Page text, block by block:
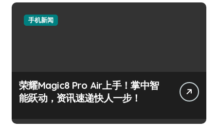
手机新闻
荣耀Magic8 Pro Air上手！掌中智
能跃动，资讯速递快人一步！